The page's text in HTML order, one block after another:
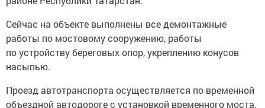
Сейчас на объекте выполнены все демонтажные
работы по мостовому сооружению, работы
по устройству береговых опор, укреплению конусов
насыпью.
Проезд автотранспорта осуществляется по временной
объездной автодороге с установкой временного моста.